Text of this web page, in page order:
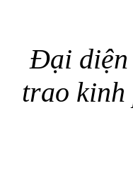
Đại diện
trao kinh